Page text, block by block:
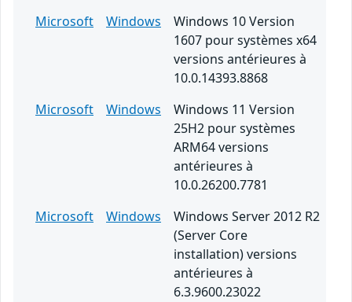
Microsoft
Windows
Windows 10 Version
1607 pour systèmes x64
versions antérieures à
10.0.14393.8868
Microsoft
Windows
Windows 11 Version
25H2 pour systèmes
ARM64 versions
antérieures à
10.0.26200.7781
Microsoft
Windows
Windows Server 2012 R2
(Server Core
installation) versions
antérieures à
6.3.9600.23022